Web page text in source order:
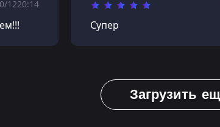
1220:14
Супер
Загрузить